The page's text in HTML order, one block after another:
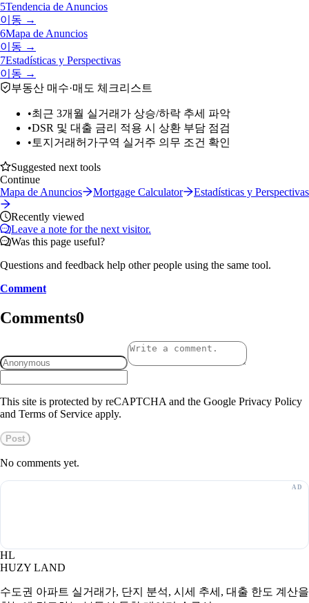
5Tendencia de Anuncios
이동 →
6Mapa de Anuncios
이동 →
7Estadísticas y Perspectivas
이동 →
부동산 매수·매도 체크리스트
•최근 3개월 실거래가 상승/하락 추세 파악
•DSR 및 대출 금리 적용 시 상환 부담 점검
• 토지거래허가구역 실거주 의무 조건 확인
Suggested next tools
Continue
Mapa de Anuncios
Mortgage Calculator Estadísticas y Perspectivas
Recently viewed
Leave a note for the next visitor.
Was this page useful?
Questions and feedback help other people using the same tool.
Comment
Comments0
This site is protected by reCAPTCHA and the Google Privacy Policy
and Terms of Service apply.
Post
No comments yet.
HL
HUZY LAND
수도권 아파트 실거래가, 단지 분석, 시세 추세, 대출 한도 계산을